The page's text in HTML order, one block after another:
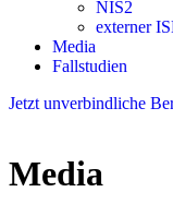
NIS2
externer
Media
Fallstudien
Jetzt unverbindliche
Media